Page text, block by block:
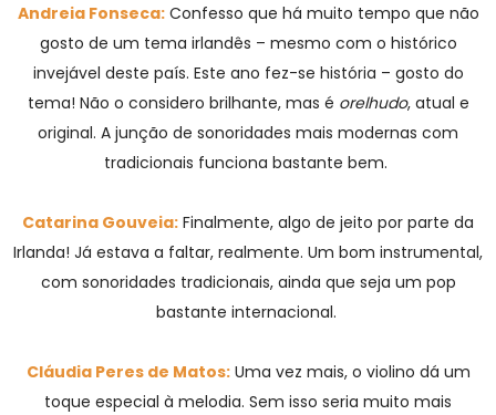
Andreia Fonseca:Confesso que há muito tempo que não
gosto de um tema irlandês – mesmo com o histórico
invejável deste país. Este ano fez-se história – gosto do
tema! Não o considero brilhante, mas é orelhudo, atual e
original. A junção de sonoridades mais modernas com
tradicionais funciona bastante bem.
Catarina Gouveia: Finalmente, algo de jeito por parte da
Irlanda! Já estava a faltar, realmente. Um bom instrumental,
com sonoridades tradicionais, ainda que seja um pop
bastante internacional.
Cláudia Peres de Matos:Uma vez mais, o violino dá um
toque especial à melodia. Sem isso seria muito mais